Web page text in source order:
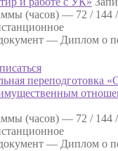
(часов) — 72 / 144
— Диплом о
переподготовка
(часов) — 72 / 144
— Диплом о